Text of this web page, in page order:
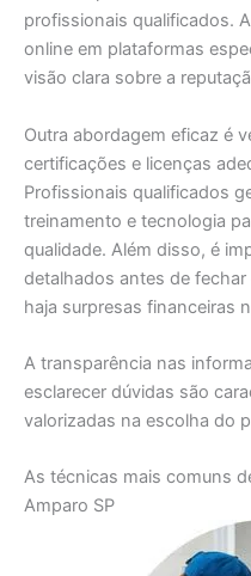
profissionais qualificados.
online em plataformas
visão clara sobre a
Outra abordagem eficaz é
certificações e licenças
Profissionais qualificados
treinamento e tecnologia
qualidade. Além disso, é
detalhados antes de
haja surpresas financeiras
A transparência nas
esclarecer dúvidas são
valorizadas na escolha do
As técnicas mais comuns
Amparo SP